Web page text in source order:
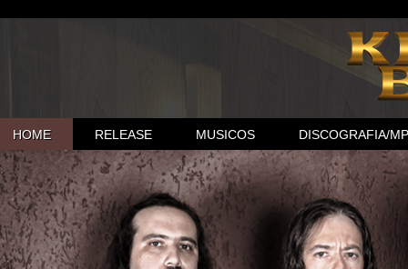
HOME RELEASE MUSICOS DISCOGRAFIA/